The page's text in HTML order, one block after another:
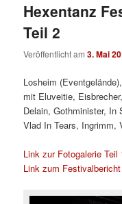
Hexentanz
Teil 2
Veröffentlicht am3. Mai
Losheim
mit Eluveitie,
Delain, Gothminister, In
Vlad In Tears, Ingrimm,
Link zur Fotogalerie Teil
Link zum Festivalbericht